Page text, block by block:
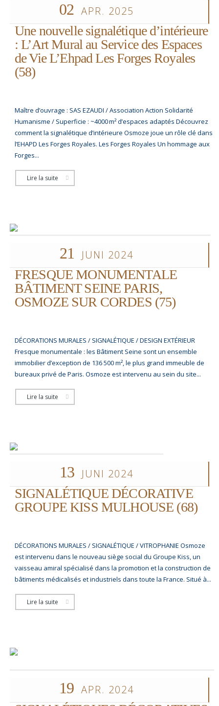
02 APR. 2025
Une nouvelle signalétique d’intérieure
: L’Art Mural au Service des Espaces
de Vie L’Ehpad Les Forges Royales
(58)
Maître d’ouvrage : SAS EZAUDI / Association Action Solidarité
Humanisme / Superficie : ~4000 m² d’espaces adaptés Découvrez
comment la signalétique d’intérieure Osmoze joue un rôle clé dans
l’EHAPD Les Forges Royales. Les Forges Royales Un hommage aux
Forges...
Lire la suite
21 JUNI 2024
FRESQUE MONUMENTALE
BÂTIMENT SEINE PARIS,
OSMOZE SUR CORDES (75)
DÉCORATIONS MURALES / SIGNALÉTIQUE / DESIGN EXTÉRIEUR
Fresque monumentale : les Bâtiment Seine sont un ensemble
immobilier d’exception de 136 500 m², le plus grand immeuble de
bureaux privé de Paris. Osmoze est intervenu au sein du site...
Lire la suite
13 JUNI 2024
SIGNALÉTIQUE DÉCORATIVE
GROUPE KISS MULHOUSE (68)
DÉCORATIONS MURALES / SIGNALÉTIQUE / VITROPHANIE Osmoze
est intervenu dans le nouveau siège social du Groupe Kiss, un
vaisseau amiral spécialisé dans la promotion et la construction de
bâtiments médicalisés et industriels dans toute la France. Situé à...
Lire la suite
19 APR. 2024